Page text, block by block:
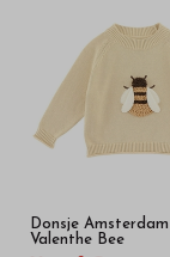
Donsje
Valenthe Bee